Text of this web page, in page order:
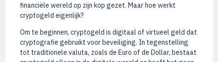
financiële wereld op zijn kop gezet. Maar hoe werkt
cryptogeld eigenlijk?
Om te beginnen, cryptogeld is digitaal of virtueel geld dat
cryptografie gebruikt voor beveiliging. In tegenstelling
tot traditionele valuta, zoals de Euro of de Dollar, bestaat